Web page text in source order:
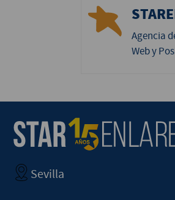
Agencia
Web y
Sevilla